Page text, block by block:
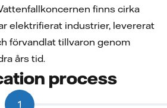
finns cirka
elektrifierat industrier, levererat
förvandlat tillvaron genom
års tid.
process
1